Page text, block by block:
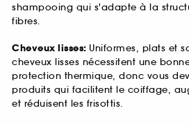
shampooing qui s'adapte à la
fibres.
Cheveux lisses: Uniformes, plats et
cheveux lisses nécessitent une
protection thermique, donc vous
produits qui facilitent le coiffage,
et réduisent les frisottis.